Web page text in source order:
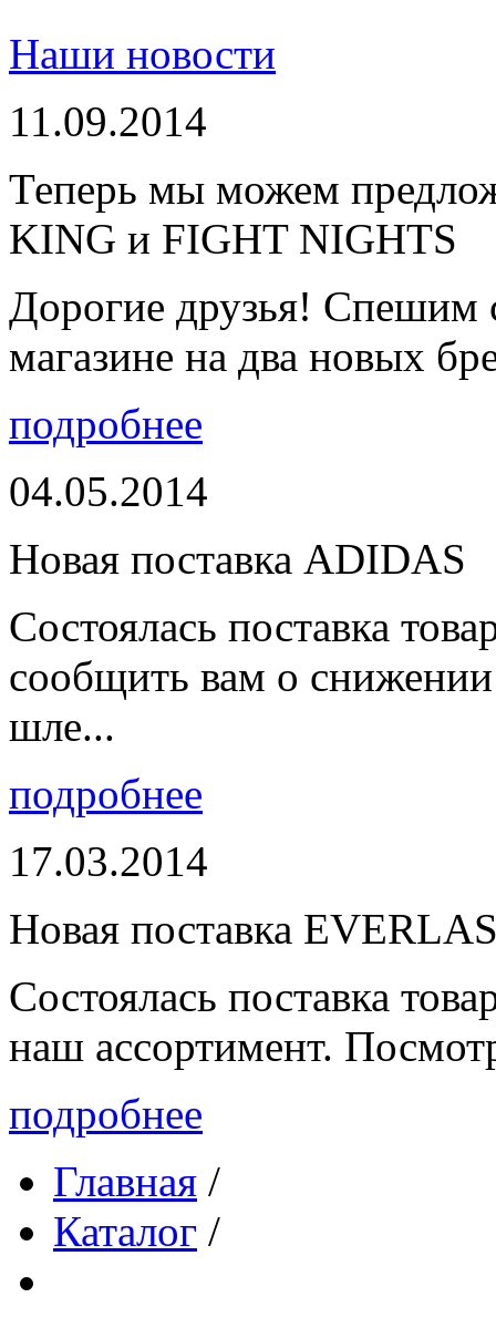
Наши новости
11.09.2014
Теперь мы можем
KING и FIGHT NIGHTS
Дорогие друзья! Спешим
магазине на два новых
подробнее
04.05.2014
Новая поставка ADIDAS
Состоялась поставка
сообщить вам о
шле...
подробнее
17.03.2014
Новая поставка
Состоялась поставка
наш ассортимент.
подробнее
Главная /
Каталог /